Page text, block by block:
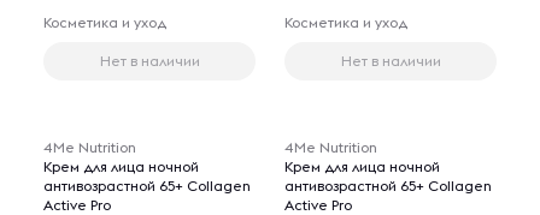
Косметика и уход
Нет в наличии
Косметика и уход
Нет в наличии
4Me Nutrition
Крем для лица ночной
антивозрастной 65+ Collagen
Active Pro
4Me Nutrition
Крем для лица ночной
антивозрастной 65+ Collagen
Active Pro